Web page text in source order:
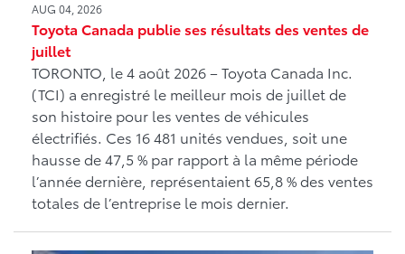
AUG 04, 2026
Toyota Canada publie ses résultats des ventes de
juillet
TORONTO, le 4 août 2026 – Toyota Canada Inc.
(TCI) a enregistré le meilleur mois de juillet de
son histoire pour les ventes de véhicules
électrifiés. Ces 16 481 unités vendues, soit une
hausse de 47,5 % par rapport à la même période
l’année dernière, représentaient 65,8 % des ventes
totales de l’entreprise le mois dernier.